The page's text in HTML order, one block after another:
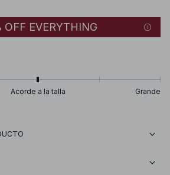
OFF EVERYTHING
Acorde a la talla Grande